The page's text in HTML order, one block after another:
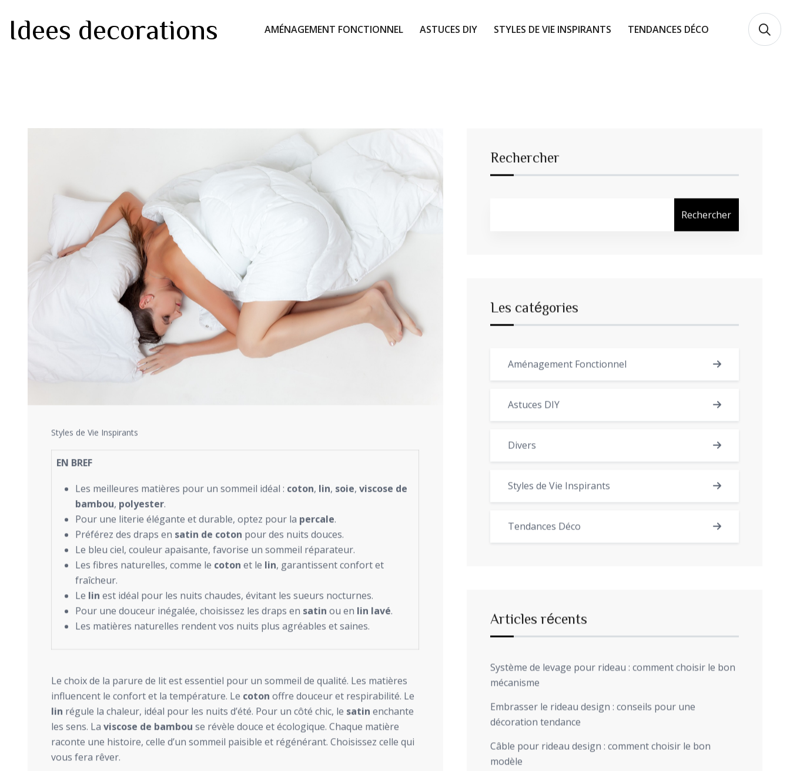
Idees decorations AMÉNAGEMENT FONCTIONNEL ASTUCES DIY STYLES DE VIE INSPIRANTS TENDANCES DÉCO
Styles de Vie Inspirants
EN BREF
Les meilleures matières pour un sommeil idéal : coton, lin, soie, viscose de
bambou, polyester.
Pour une literie élégante et durable, optez pour la percale.
Préférez des draps en satin de coton pour des nuits douces.
Le bleu ciel, couleur apaisante, favorise un sommeil réparateur.
Les fibres naturelles, comme le coton et le lin, garantissent confort et
fraîcheur.
Le lin est idéal pour les nuits chaudes, évitant les sueurs nocturnes.
Pour une douceur inégalée, choisissez les draps en satin ou en lin lavé.
Les matières naturelles rendent vos nuits plus agréables et saines.
Le choix de la parure de lit est essentiel pour un sommeil de qualité. Les matières
influencent le confort et la température. Le coton offre douceur et respirabilité. Le
lin régule la chaleur, idéal pour les nuits d’été. Pour un côté chic, le satin enchante
les sens. La viscose de bambou se révèle douce et écologique. Chaque matière
raconte une histoire, celle d’un sommeil paisible et régénérant. Choisissez celle qui
vous fera rêver.
Rechercher
Rechercher
Les catégories
Aménagement Fonctionnel
Astuces DIY
Divers
Styles de Vie Inspirants
Tendances Déco
Articles récents
Système de levage pour rideau : comment choisir le bon
mécanisme
Embrasser le rideau design : conseils pour une
décoration tendance
Câble pour rideau design : comment choisir le bon
modèle